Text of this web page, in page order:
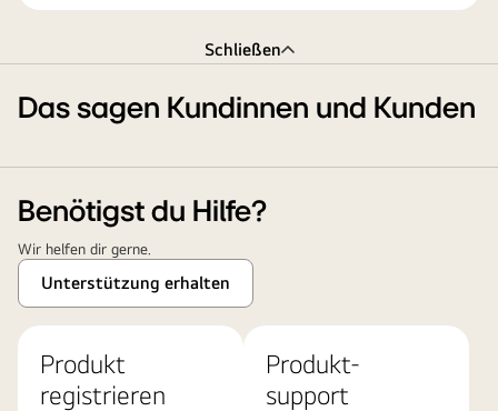
Schließen
Das sagen Kundinnen und Kunden
Benötigst du Hilfe?
Wir helfen dir gerne.
Unterstützung erhalten
Produkt
registrieren
Produkt-
support